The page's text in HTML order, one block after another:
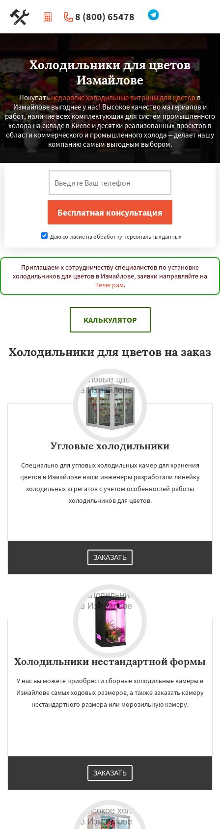
8 (800) 65478
| Перезвоните мне
Холодильники для цветов
Измайлове
Покупатьнедорогие холодильные витрины для цветов в
Измайлове выгоднее у нас! Высокое качество материалов и
работ, наличие всех комплектующих для систем промышленного
холода на складе в Киеве и десятки реализованных проектов в
области коммерческого и промышленного холода – делает нашу
компанию самым выгодным выбором.
Даю согласие на обработку персональных данных
Приглашаем к сотрудничеству специалистов по установке
холодильников для цветов в Измайлове, заявки направляйте на
Телеграм.
КАЛЬКУЛЯТОР
Холодильники для цветов на заказ
Угловые холодильники
Специально для угловых холодильных камер для хранения
цветов в Измайлове наши инженеры разработали линейку
холодильных агрегатов с учетом особенностей работы
холодильников для цветов.
ЗАКАЗАТЬ
Холодильники нестандартной формы
У нас вы можете приобрести сборные холодильные камеры в
Измайлове самых ходовых размеров, а также заказать камеру
нестандартного размера или морозильную камеру.
ЗАКАЗАТЬ